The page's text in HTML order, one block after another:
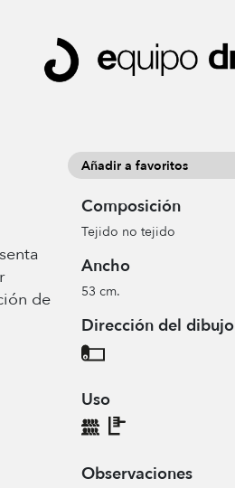
de
Añadir a favoritos
Composición
Tejido no tejido
Ancho
53 cm.
Dirección del dibujo
Uso
Observaciones